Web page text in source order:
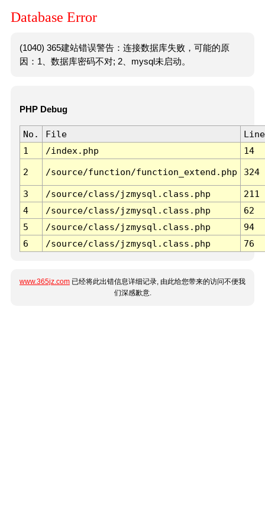
Database Error
(1040) 365建站错误警告：连接数据库失败，可能的原
因：1、数据库密码不对; 2、mysql未启动。
PHP Debug
No. File
Line
1
/index.php 14
2 /source/function/function_extend.php 324
3 /source/class/jzmysql.class.php
211
4
/source/class/jzmysql.class.php
62
5
/source/class/jzmysql.class.php
94
6
/source/class/jzmysql.class.php 76
www.365jz.com 已经将此出错信息详细记录, 由此给您带来的访问不便我
们深感歉意.